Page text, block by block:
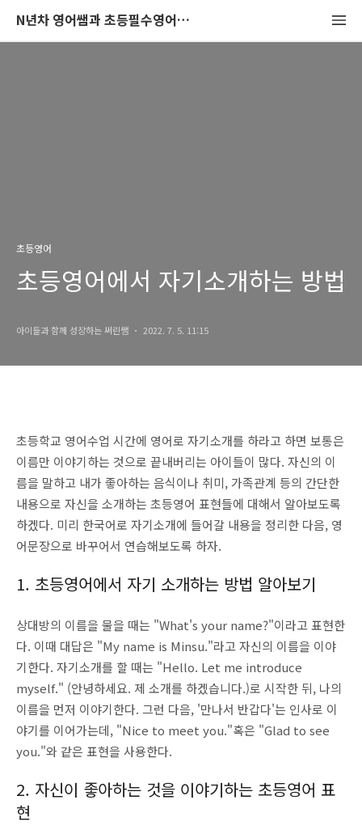
N년차 영어쌤과 초등필수영어회화 뽀개어보기
초등영어
초등영어에서 자기소개하는 방법
아이들과 함께 성장하는 써린쌤 2022. 7. 5. 11:15
초등학교 영어수업 시간에 영어로 자기소개를 하라고 하면 보통은
이름만 이야기하는 것으로 끝내버리는 아이들이 많다. 자신의 이
름을 말하고 내가 좋아하는 음식이나 취미, 가족관계 등의 간단한
내용으로 자신을 소개하는 초등영어 표현들에 대해서 알아보도록
하겠다. 미리 한국어로 자기소개에 들어갈 내용을 정리한 다음, 영
어문장으로 바꾸어서 연습해보도록 하자.
1. 초등영어에서 자기 소개하는 방법 알아보기
상대방의 이름을 물을 때는 "What's your name?"이라고 표현한
다. 이때 대답은 "My name is Minsu."라고 자신의 이름을 이야
기한다. 자기소개를 할 때는 "Hello. Let me introduce
myself." (안녕하세요. 제 소개를 하겠습니다.)로 시작한 뒤, 나의
이름을 먼저 이야기한다. 그런 다음, '만나서 반갑다'는 인사로 이
야기를 이어가는데, "Nice to meet you."혹은 "Glad to see
you."와 같은 표현을 사용한다.
2. 자신이 좋아하는 것을 이야기하는 초등영어 표
현